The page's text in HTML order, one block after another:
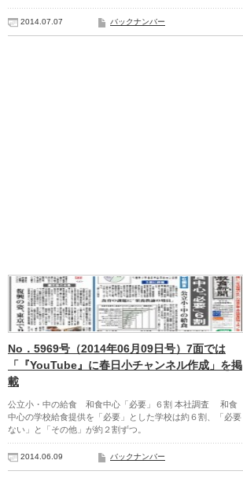
2014.07.07 バックナンバー
No．5969号（2014年06月09日号）7面では
「『YouTube』に春日小チャンネル作成」を掲
載
公立小・中の給食 和食中心「必要」６割 本社調査 和食
中心の学校給食提供を「必要」とした学校は約６割、「必要
ない」と「その他」が約２割ずつ。
2014.06.09 バックナンバー